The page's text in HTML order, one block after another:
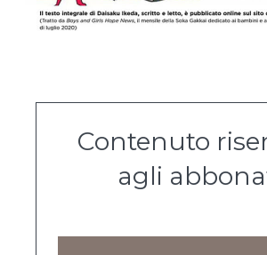
Contenuto
agli